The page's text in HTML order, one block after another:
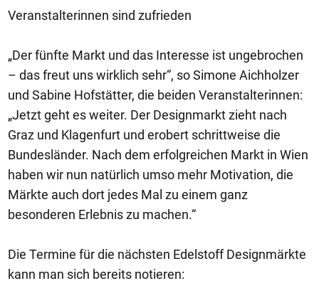
Veranstalterinnen sind zufrieden
„Der fünfte Markt und das Interesse ist ungebrochen
– das freut uns wirklich sehr“, so Simone Aichholzer
und Sabine Hofstätter, die beiden Veranstalterinnen:
„Jetzt geht es weiter. Der Designmarkt zieht nach
Graz und Klagenfurt und erobert schrittweise die
Bundesländer. Nach dem erfolgreichen Markt in Wien
haben wir nun natürlich umso mehr Motivation, die
Märkte auch dort jedes Mal zu einem ganz
besonderen Erlebnis zu machen.“
Die Termine für die nächsten Edelstoff Designmärkte
kann man sich bereits notieren: